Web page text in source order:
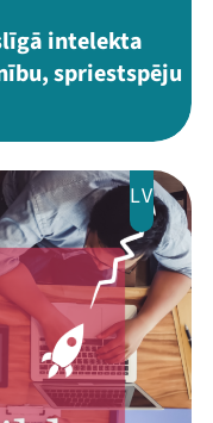
intelekta
spriestspēju
LV